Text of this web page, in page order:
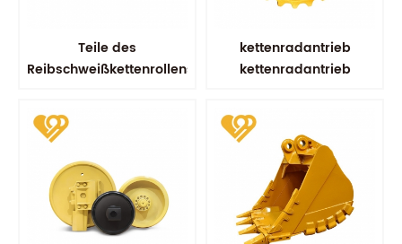
Teile des
Reibschweißkettenrollens
kettenradantrieb
kettenradantrieb
fahrradersatzteile